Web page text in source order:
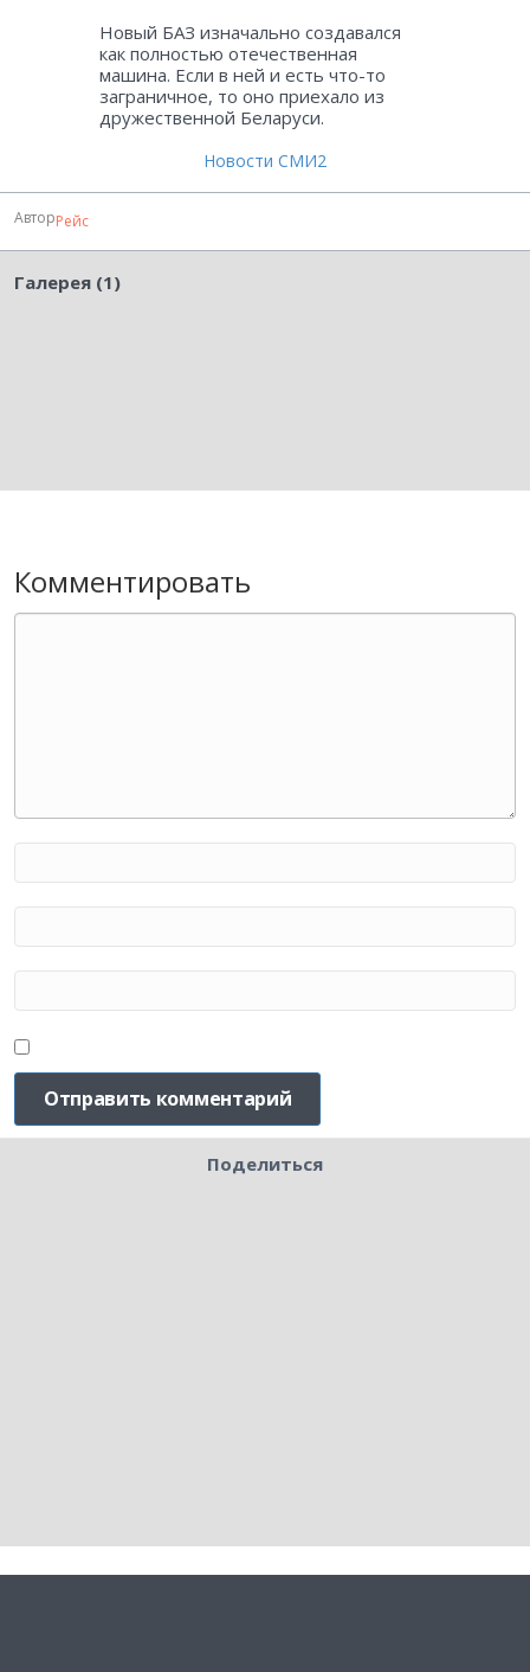
Новый БАЗ изначально создавался
как полностью отечественная
машина. Если в ней и есть что-то
заграничное, то оно приехало из
дружественной Беларуси.
Новости СМИ2
АвторРейс
Галерея (1)
Комментировать
Поделиться